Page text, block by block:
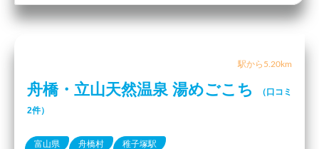
駅から5.20km
舟橋・立山天然温泉 湯めごこち
（口コミ
2件）
富山県 舟橋村 稚子塚駅